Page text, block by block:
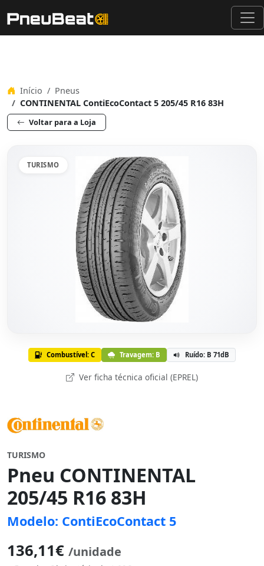
Início
Pneus
CONTINENTAL ContiEcoContact 5 205/45 R16 83H
Voltar para a Loja
TURISMO
Combustível: C Travagem: B Ruído: B 71dB
Ver ficha técnica oficial (EPREL)
TURISMO
Pneu CONTINENTAL
205/45 R16 83H
Modelo: ContiEcoContact 5
136,11€ /unidade